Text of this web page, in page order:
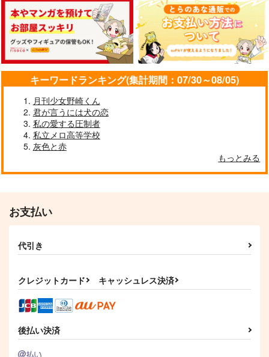
キーワードランキング(集計期間：07/30～08/05)
月刊少女野崎くん
君が言うには犬の恋
私の愛する圧制者
私立メロ高等学校
灰色と赤
もっとみる
お支払い
代引き
クレジットカード キャッシュレス決済
後払い決済